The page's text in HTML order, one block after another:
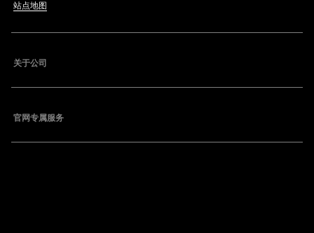
站点地图
关于公司
官网专属服务